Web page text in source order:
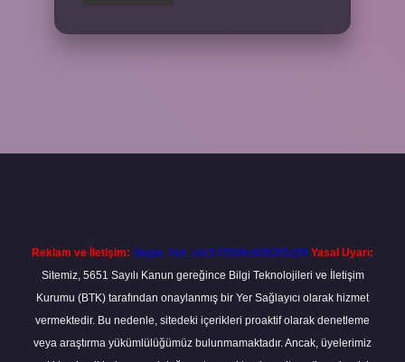
Reklam ve İletişim: Skype: live:.cid.575569c608265c69 Yasal Uyarı:
Sitemiz, 5651 Sayılı Kanun gereğince Bilgi Teknolojileri ve İletişim
Kurumu (BTK) tarafından onaylanmış bir Yer Sağlayıcı olarak hizmet
vermektedir. Bu nedenle, sitedeki içerikleri proaktif olarak denetleme
veya araştırma yükümlülüğümüz bulunmamaktadır. Ancak, üyelerimiz